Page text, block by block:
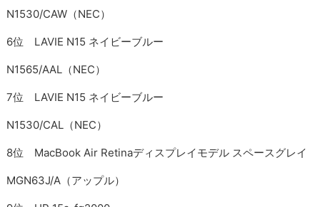
N1530/CAW（NEC）
6位 LAVIE N15 ネイビーブルー
N1565/AAL（NEC）
7位 LAVIE N15 ネイビーブルー
N1530/CAL（NEC）
8位 MacBook Air Retinaディスプレイモデル スペースグレイ
MGN63J/A（アップル）